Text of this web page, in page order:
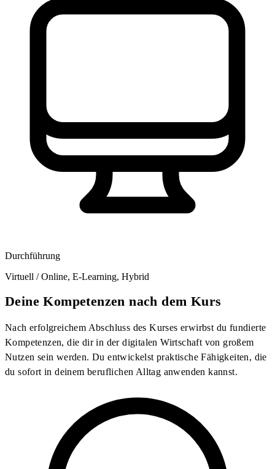
Durchführung
Virtuell / Online, E-Learning, Hybrid
Deine Kompetenzen nach dem Kurs
Nach erfolgreichem Abschluss des Kurses erwirbst du fundierte
Kompetenzen, die dir in der digitalen Wirtschaft von großem
Nutzen sein werden. Du entwickelst praktische Fähigkeiten, die
du sofort in deinem beruflichen Alltag anwenden kannst.